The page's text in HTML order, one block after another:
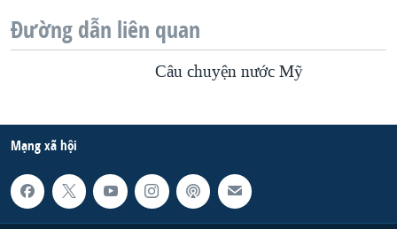
Đường dẫn liên quan
Câu chuyện nước Mỹ
Mạng xã hội